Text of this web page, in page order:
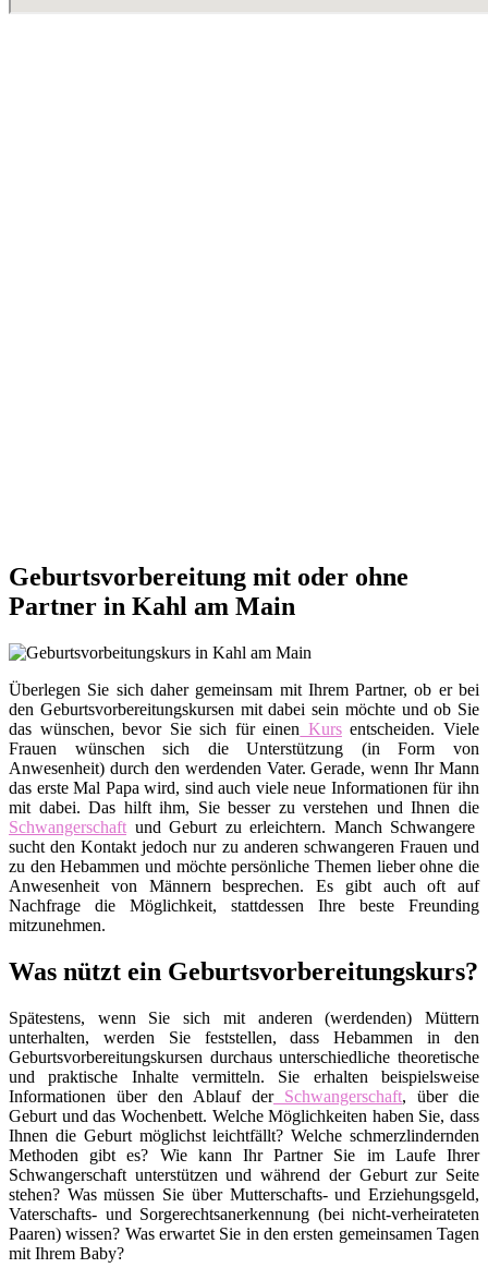
Geburtsvorbereitung mit oder ohne
Partner in Kahl am Main
Überlegen Sie sich daher gemeinsam mit Ihrem Partner, ob er bei
den Geburtsvorbereitungskursen mit dabei sein möchte und ob Sie
das wünschen, bevor Sie sich für einen Kursentscheiden. Viele
Frauen wünschen sich die Unterstützung (in Form von
Anwesenheit) durch den werdenden Vater. Gerade, wenn Ihr Mann
das erste Mal Papa wird, sind auch viele neue Informationen für ihn
mit dabei. Das hilft ihm, Sie besser zu verstehen und Ihnen die
Schwangerschaft und Geburt zu erleichtern. Manch Schwangere
sucht den Kontakt jedoch nur zu anderen schwangeren Frauen und
zu den Hebammen und möchte persönliche Themen lieber ohne die
Anwesenheit von Männern besprechen. Es gibt auch oft auf
Nachfrage die Möglichkeit, stattdessen Ihre beste Freunding
mitzunehmen.
Was nützt ein Geburtsvorbereitungskurs?
Spätestens, wenn Sie sich mit anderen (werdenden) Müttern
unterhalten, werden Sie feststellen, dass Hebammen in den
Geburtsvorbereitungskursen durchaus unterschiedliche theoretische
und praktische Inhalte vermitteln. Sie erhalten beispielsweise
Informationen über den Ablauf derSchwangerschaft, über die
Geburt und das Wochenbett. Welche Möglichkeiten haben Sie, dass
Ihnen die Geburt möglichst leichtfällt? Welche schmerzlindernden
Methoden gibt es? Wie kann Ihr Partner Sie im Laufe Ihrer
Schwangerschaft unterstützen und während der Geburt zur Seite
stehen? Was müssen Sie über Mutterschafts- und Erziehungsgeld,
Vaterschafts- und Sorgerechtsanerkennung (bei nicht-verheirateten
Paaren) wissen? Was erwartet Sie in den ersten gemeinsamen Tagen
mit Ihrem Baby?